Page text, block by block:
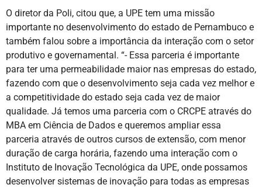
O diretor da Poli, citou que, a UPE tem uma missão
importante no desenvolvimento do estado de Pernambuco e
também falou sobre a importância da interação com o setor
produtivo e governamental. “- Essa parceria é importante
para ter uma permeabilidade maior nas empresas do estado,
fazendo com que o desenvolvimento seja cada vez melhor e
a competitividade do estado seja cada vez de maior
qualidade. Já temos uma parceria com o CRCPE através do
MBA em Ciência de Dados e queremos ampliar essa
parceria através de outros cursos de extensão, com menor
duração de carga horária, fazendo uma interação com o
Instituto de Inovação Tecnológica da UPE, onde possamos
desenvolver sistemas de inovação para todas as empresas